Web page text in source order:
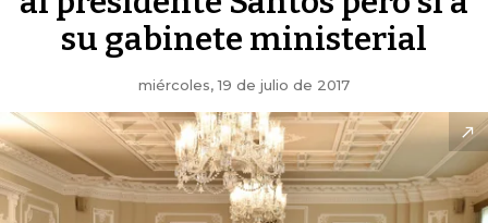
su gabinete ministerial
miércoles, 19 de julio de 2017